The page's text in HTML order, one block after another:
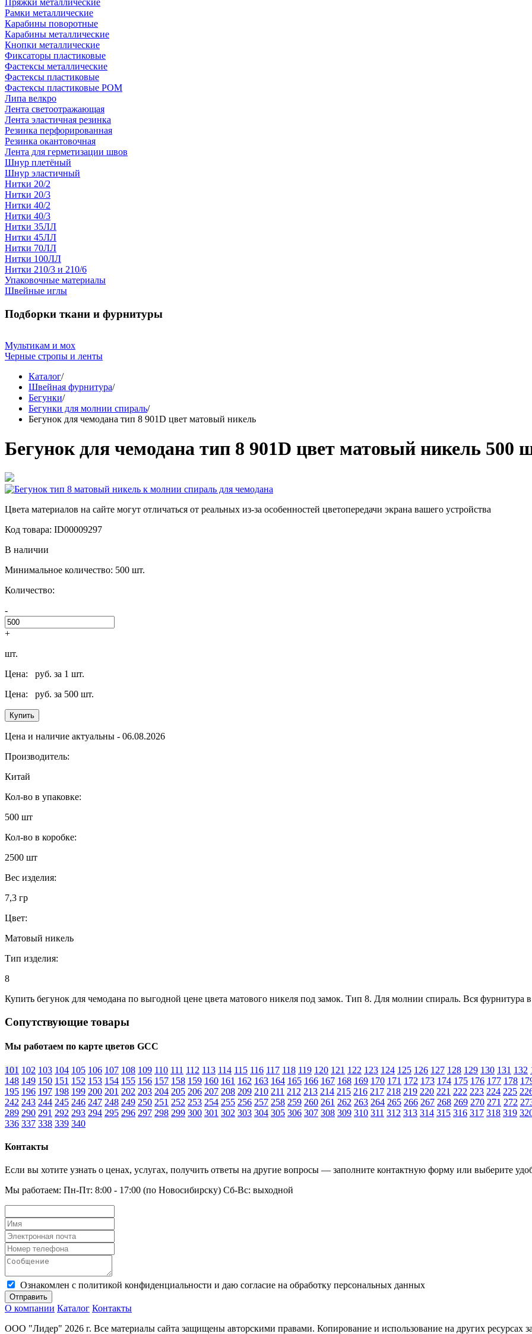
Пряжки металлические
Рамки металлические
Карабины поворотные
Карабины металлические
Кнопки металлические
Фиксаторы пластиковые
Фастексы металлические
Фастексы пластиковые
Фастексы пластиковые POM
Липа велкро
Лента светоотражающая
Лента эластичная резинка
Резинка перфорированная
Резинка окантовочная
Лента для герметизации швов
Шнур плетёный
Шнур эластичный
Нитки 20/2
Нитки 20/3
Нитки 40/2
Нитки 40/3
Нитки 35ЛЛ
Нитки 45ЛЛ
Нитки 70ЛЛ
Нитки 100ЛЛ
Нитки 210/3 и 210/6
Упаковочные материалы
Швейные иглы
Подборки ткани и фурнитуры
Мультикам и мох
Черные стропы и ленты
Каталог/
Швейная фурнитура/
Бегунки/
Бегунки для молнии спираль/
Бегунок для чемодана тип 8 901D цвет матовый никель
Бегунок для чемодана тип 8 901D цвет матовый никель 500
Цвета материалов на сайте могут отличаться от реальных из-за особенностей цветопередачи экрана вашего устройства
Код товара: ID00009297
В наличии
Минимальное количество: 500 шт.
Количество:
-
+
шт.
Цена:
руб. за 1 шт.
Цена:
руб. за 500 шт.
Купить
Цена и наличие актуальны - 06.08.2026
Производитель:
Китай
Кол-во в упаковке:
500 шт
Кол-во в коробке:
2500 шт
Вес изделия:
7,3 гр
Цвет:
Матовый никель
Тип изделия:
8
Купить бегунок для чемодана по выгодной цене цвета матового никеля под замок. Тип 8. Для молнии спираль. Вся фурнитура
Сопутствующие товары
Мы работаем по карте цветов GCC
101 102 103 104 105 106 107 108 109 110 111 112 113 114 115 116 117 118 119 120 121 122 123 124 125 126 127 128 129 130 131 132
148 149 150 151 152 153 154 155 156 157 158 159 160 161 162 163 164 165 166 167 168 169 170 171 172 173 174 175 176 177 178
195 196 197 198 199 200 201 202 203 204 205 206 207 208 209 210 211 212 213 214 215 216 217 218 219 220 221 222 223 224 225
242 243 244 245 246 247 248 249 250 251 252 253 254 255 256 257 258 259 260 261 262 263 264 265 266 267 268 269 270 271 272
289 290 291 292 293 294 295 296 297 298 299 300 301 302 303 304 305 306 307 308 309 310 311 312 313 314 315 316 317 318 319
336 337 338 339 340
Контакты
Если вы хотите узнать о ценах, услугах, получить ответы на другие вопросы — заполните контактную форму или выберите
Мы работаем: Пн-Пт: 8:00 - 17:00 (по Новосибирску) Сб-Вс: выходной
Ознакомлен с политикой конфиденциальности и даю согласие на обработку персональных данных
Отправить
О компании Каталог Контакты
ООО "Лидер" 2026 г. Все материалы сайта защищены авторскими правами. Копирование и использование на других ресурсах